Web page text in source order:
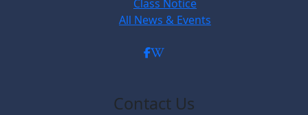
Class Notice
All News & Events
Contact Us